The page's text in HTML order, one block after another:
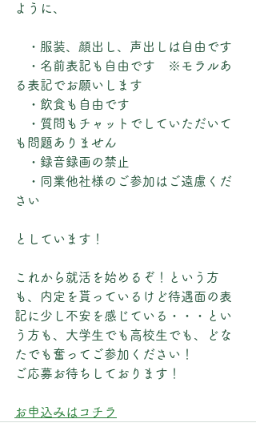
ように、
・服装、顔出し、声出しは自由です
・名前表記も自由です　※モラルあ
る表記でお願いします
・飲食も自由です
・質問もチャットでしていただいて
も問題ありません
・録音録画の禁止
・同業他社様のご参加はご遠慮くだ
さい
としています！
これから就活を始めるぞ！という方
も、内定を貰っているけど待遇面の表
記に少し不安を感じている・・・とい
う方も、大学生でも高校生でも、どな
たでも奮ってご参加ください！
ご応募お待ちしております！
お申込みはコチラ